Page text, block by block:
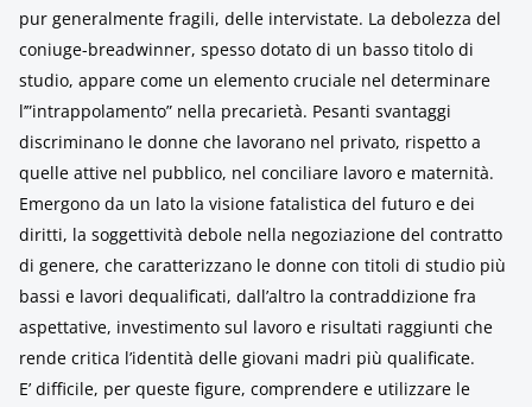
pur generalmente fragili, delle intervistate. La debolezza del
coniuge-breadwinner, spesso dotato di un basso titolo di
studio, appare come un elemento cruciale nel determinare
l’”intrappolamento” nella precarietà. Pesanti svantaggi
discriminano le donne che lavorano nel privato, rispetto a
quelle attive nel pubblico, nel conciliare lavoro e maternità.
Emergono da un lato la visione fatalistica del futuro e dei
diritti, la soggettività debole nella negoziazione del contratto
di genere, che caratterizzano le donne con titoli di studio più
bassi e lavori dequalificati, dall’altro la contraddizione fra
aspettative, investimento sul lavoro e risultati raggiunti che
rende critica l’identità delle giovani madri più qualificate.
E’ difficile, per queste figure, comprendere e utilizzare le